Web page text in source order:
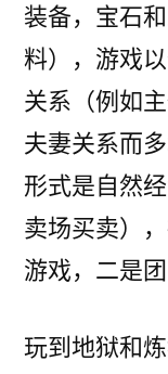
装备，宝石
料），游戏
关系（例如
夫妻关系而
形式是自然
卖场买卖）
游戏，二是团
玩到地狱和